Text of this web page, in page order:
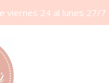
viernes 24 al lunes 27/7